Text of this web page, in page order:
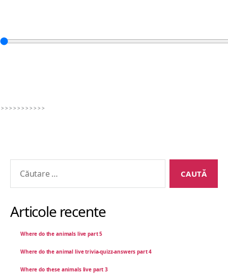
> > > > > > > > > > >
Articole recente
Where do the animals live part 5
Where do the animal live trivia-quizz-answers part 4
Where do these animals live part 3